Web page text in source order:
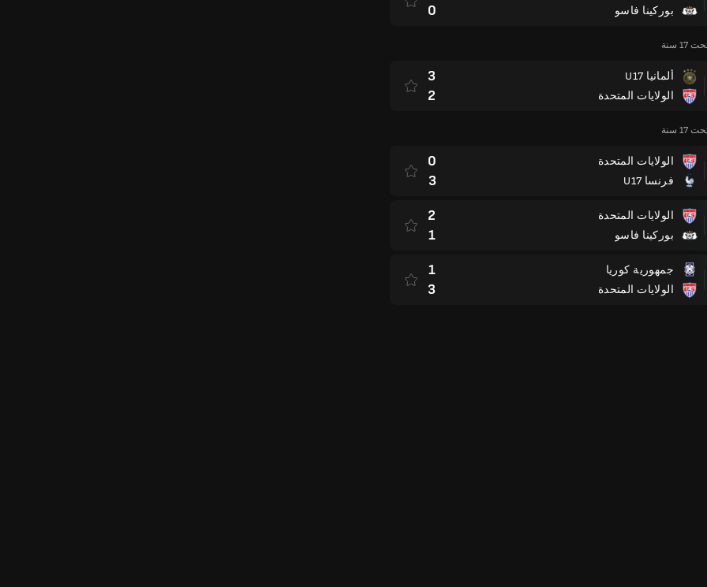
بوركينا فاسو
0
سنة
ألمانيا U17
الولايات المتحدة
3
2
سنة
الولايات المتحدة
فرنسا U17
0
3
الولايات المتحدة
بوركينا فاسو
2
1
جمهورية كوريا
الولايات المتحدة
1
3